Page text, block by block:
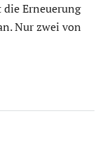
Erneuerung
Nur zwei von